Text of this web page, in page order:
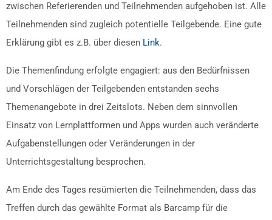
zwischen Referierenden und Teilnehmenden aufgehoben ist. Alle
Teilnehmenden sind zugleich potentielle Teilgebende. Eine gute
Erklärung gibt es z.B. über diesen Link.
Die Themenfindung erfolgte engagiert: aus den Bedürfnissen
und Vorschlägen der Teilgebenden entstanden sechs
Themenangebote in drei Zeitslots. Neben dem sinnvollen
Einsatz von Lernplattformen und Apps wurden auch veränderte
Aufgabenstellungen oder Veränderungen in der
Unterrichtsgestaltung besprochen.
Am Ende des Tages resümierten die Teilnehmenden, dass das
Treffen durch das gewählte Format als Barcamp für die